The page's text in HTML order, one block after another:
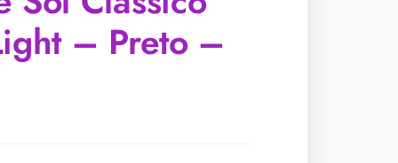
– Preto –